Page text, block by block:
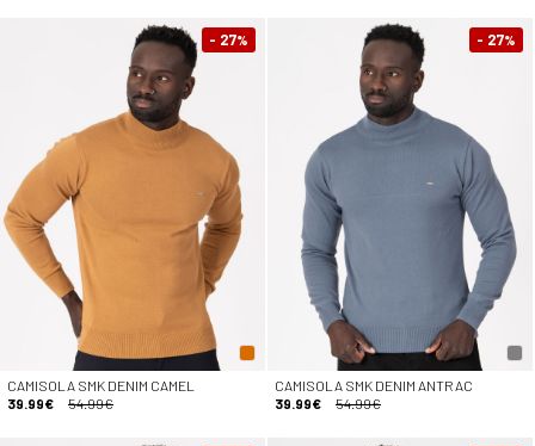
- 27%
CAMISOLA SMK DENIM CAMEL
39.99€
54.99€
- 27%
CAMISOLA SMK DENIM ANTRAC
39.99€
54.99€